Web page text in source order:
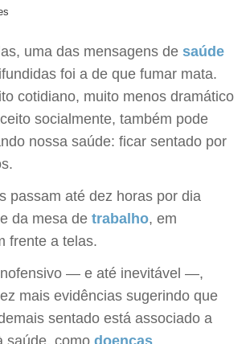
uma das mensagens de saúde
foi a de que fumar mata.
cotidiano, muito menos dramático
socialmente, também pode
nossa saúde: ficar sentado por
passam até dez horas por dia
da mesa de trabalho, em
frente a telas.
— e até inevitável —,
mais evidências sugerindo que
sentado está associado a
saúde, como doenças